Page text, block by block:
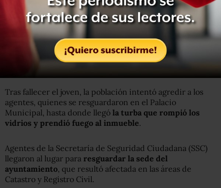
Una de las balas alcanzó al menor de edad, quien murió
en el lugar, mientras que un hombre de 34 años resultó
Tras fallecer el joven, la población intentó agredir a los
agentes, quienes se resguardaron en el Palacio
Municipal, hasta donde llegó la turba que rompió los
vidrios y prendió fuego al inmueble.
Agentes de la Secretaría de Seguridad Ciudadana (SSC)
llegaron al lugar para resguardar la sede del
ayuntamiento , que resultó afectada en las áreas de
Catastro y Registro Civil.